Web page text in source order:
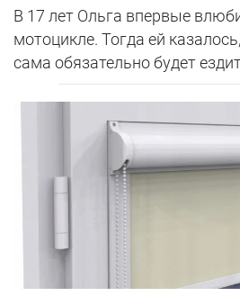
В 17 лет Ольга впервые
мотоцикле. Тогда ей
сама обязательно будет